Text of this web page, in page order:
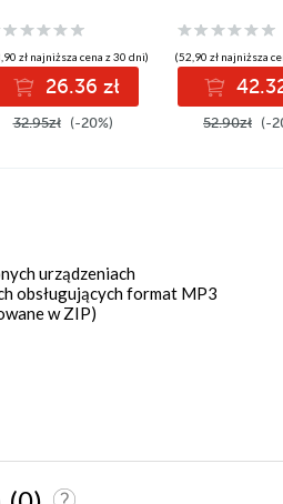
zł najniższa cena z 30 dni)
26.36 zł
32.95zł (-20%)
(52,90 zł najniższa
52.90zł (-
urządzeniach
obsługujących format MP3
w ZIP)